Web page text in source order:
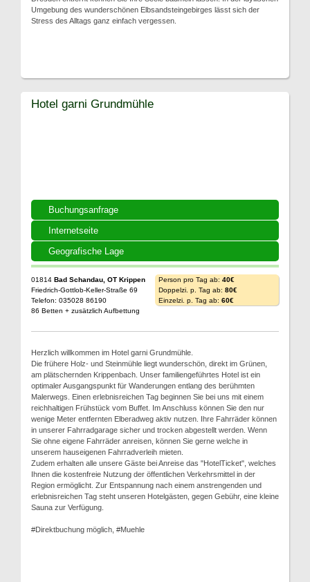
Umgebung des wunderschönen Elbsandsteingebirges lässt sich der
Stress des Alltags ganz einfach vergessen.
Buchungsanfrage
Internetseite
Geografische Lage
Hotel garni Grundmühle
01814 Bad Schandau, OT Krippen
Friedrich-Gottlob-Keller-Straße 69
Telefon: 035028 86190
86 Betten + zusätzlich Aufbettung
Person pro Tag ab: 40€
Doppelzi. p. Tag ab: 80€
Einzelzi. p. Tag ab: 60€
Herzlich willkommen im Hotel garni Grundmühle.
Die frühere Holz- und Steinmühle liegt wunderschön, direkt im Grünen,
am plätschernden Krippenbach. Unser familiengeführtes Hotel ist ein
optimaler Ausgangspunkt für Wanderungen entlang des berühmten
Malerwegs. Einen erlebnisreichen Tag beginnen Sie bei uns mit einem
reichhaltigen Frühstück vom Buffet. Im Anschluss können Sie den nur
wenige Meter entfernten Elberadweg aktiv nutzen. Ihre Fahrräder können
in unserer Fahrradgarage sicher und trocken abgestellt werden. Wenn
Sie ohne eigene Fahrräder anreisen, können Sie gerne welche in
unserem hauseigenen Fahrradverleih mieten.
Zudem erhalten alle unsere Gäste bei Anreise das "HotelTicket", welches
Ihnen die kostenfreie Nutzung der öffentlichen Verkehrsmittel in der
Region ermöglicht. Zur Entspannung nach einem anstrengenden und
erlebnisreichen Tag steht unseren Hotelgästen, gegen Gebühr, eine kleine
Sauna zur Verfügung.
#Direktbuchung möglich, #Muehle